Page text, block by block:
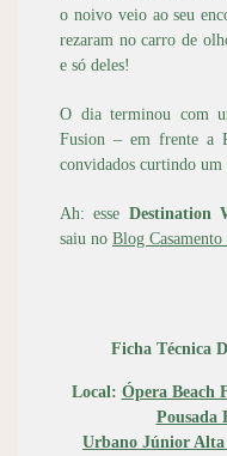
o noivo veio ao seu
rezaram no carro de
e só deles!
O dia terminou com
Fusion – em frente a
convidados curtindo
Ah: esse Destination
saiu no Blog
Ficha Técnica
Local: Ópera Beach
Pousada
Urbano Júnior Alta